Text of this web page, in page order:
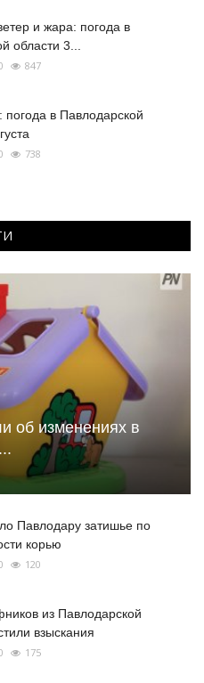
и жара: погода в
области 3...
847
погода в Павлодарской
738
об изменениях в
Павлодару затишье по
корью
120
из Павлодарской
взыскания
175